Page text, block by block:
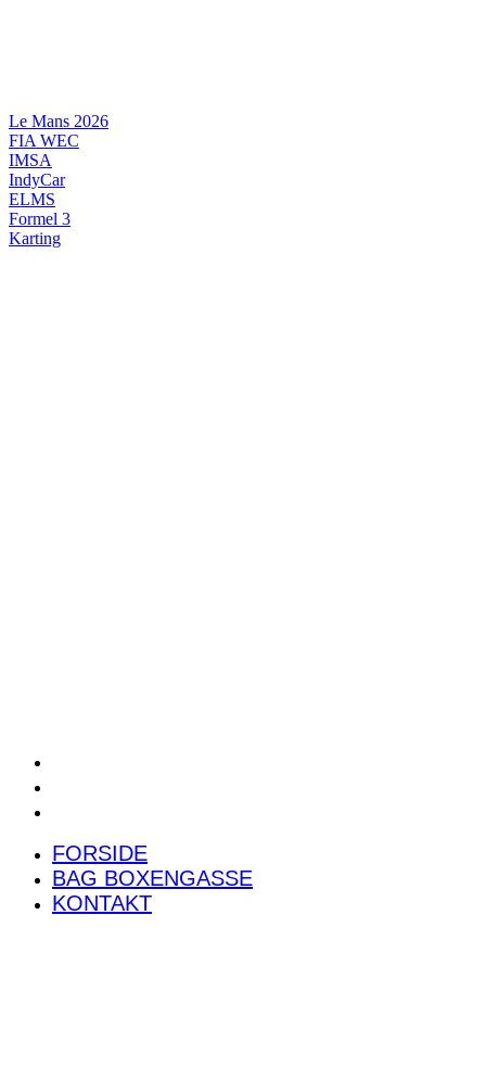
Le Mans 2026
FIA WEC
IMSA
IndyCar
ELMS
Formel 3
Karting
FORSIDE
BAG BOXENGASSE
KONTAKT